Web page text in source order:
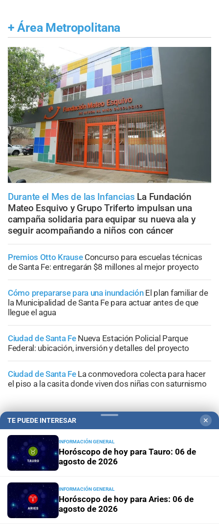
+ Área Metropolitana
Durante el Mes de las Infancias La Fundación
Mateo Esquivo y Grupo Triferto impulsan una
campaña solidaria para equipar su nueva ala y
seguir acompañando a niños con cáncer
Premios Otto Krause Concurso para escuelas técnicas
de Santa Fe: entregarán $8 millones al mejor proyecto
Cómo prepararse para una inundación El plan familiar de
la Municipalidad de Santa Fe para actuar antes de que
llegue el agua
Ciudad de Santa Fe Nueva Estación Policial Parque
Federal: ubicación, inversión y detalles del proyecto
Ciudad de Santa Fe La conmovedora colecta para hacer
el piso a la casita donde viven dos niñas con saturnismo
+ Sucesos
TE PUEDE INTERESAR ✕
INFORMACIÓN GENERAL
Horóscopo de hoy para Tauro: 06 de
agosto de 2026
INFORMACIÓN GENERAL
Horóscopo de hoy para Aries: 06 de
agosto de 2026